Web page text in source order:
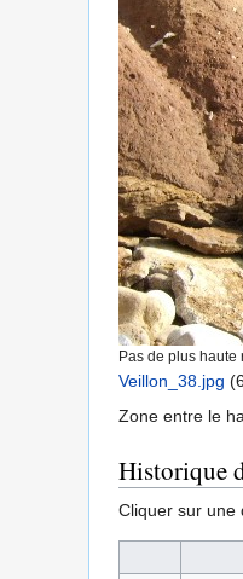
Pas de plus haute
Veillon_38.jpg
Zone entre le
Historique
Cliquer sur une